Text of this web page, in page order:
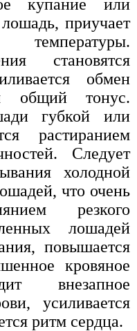
купание или
приучает
становятся
обмен
общий тонус.
губкой или
растиранием
Следует
холодной
что очень
резкого
лошадей
повышается
кровяное
внезапное
усиливается
ритм сердца.